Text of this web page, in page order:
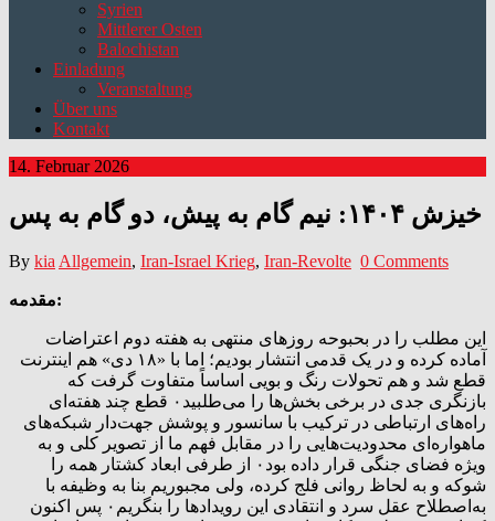
Syrien
Mittlerer Osten
Balochistan
Einladung
Veranstaltung
Über uns
Kontakt
14. Februar 2026
خیزش ۱۴۰۴: نیم گام به پیش، دو گام به پس
By kia Allgemein, Iran-Israel Krieg, Iran-Revolte 0 Comments
مقدمه:
این مطلب را در بحبوحه روزهای منتهی به هفته دوم اعتراضات
آماده کرده و در یک قدمی انتشار بودیم؛ اما با «۱۸ دی» هم اینترنت
قطع شد و هم تحولات رنگ و بویی اساساً متفاوت گرفت که
بازنگری جدی در برخی بخش‌ها را می‌طلبید۰ قطع چند هفته‌ای
راه‌های ارتباطی در ترکیب با سانسور و پوشش جهت‌دار شبکه‌های
ماهواره‌ای محدودیت‌هایی را در مقابل فهم ما از تصویر کلی و به
ویژه فضای جنگی قرار داده بود۰ از طرفی ابعاد کشتار همه‌ را
شوکه و به لحاظ روانی فلج کرده، ولی مجبوریم بنا به وظیفه با
به‌اصطلاح عقل سرد و انتقادی این رویدادها را بنگریم۰ پس اکنون